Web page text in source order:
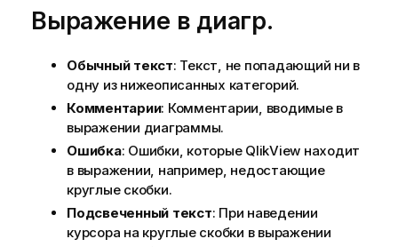
Выражение в диагр.
Обычный текст: Текст, не попадающий ни в
одну из нижеописанных категорий.
Комментарии: Комментарии, вводимые в
выражении диаграммы.
Ошибка: Ошибки, которые QlikView находит
в выражении, например, недостающие
круглые скобки.
Подсвеченный текст: При наведении
курсора на круглые скобки в выражении